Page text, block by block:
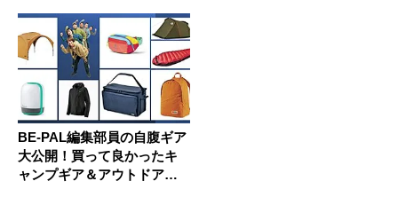
BE-PAL編集部員の自腹ギア
大公開！買って良かったキ
ャンプギア＆アウトドア用